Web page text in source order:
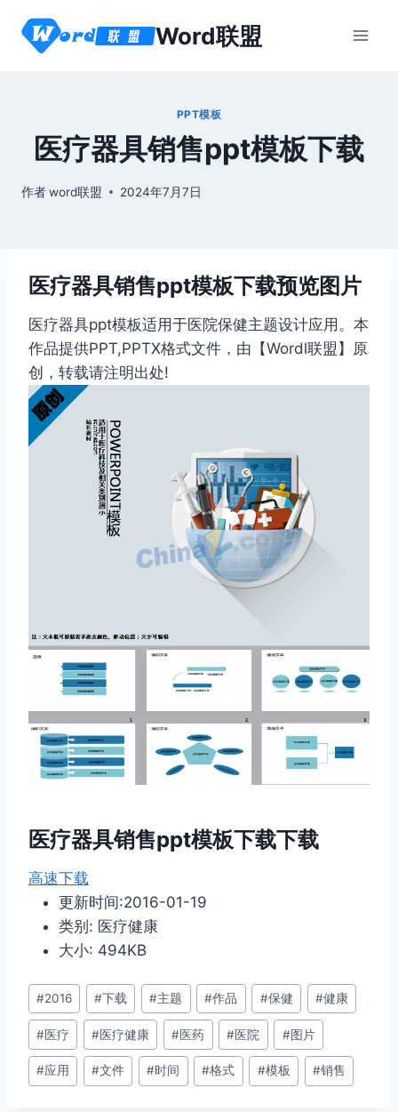
Word联盟
PPT模板
医疗器具销售ppt模板下载
作者word联盟 2024年7月7日
医疗器具销售ppt模板下载预览图片
医疗器具ppt模板适用于医院保健主题设计应用。本
作品提供PPT,PPTX格式文件，由【Wordl联盟】原
创，转载请注明出处!
医疗器具销售ppt模板下载下载
高速下载
更新时间:2016-01-19
类别: 医疗健康
大小: 494KB
文
章
标
签：
#2016 #下载 #主题 #作品 #保健 #健康
#医疗 #医疗健康 #医药 #医院 #图片
#应用 #文件 #时间 #格式 #模板 #销售